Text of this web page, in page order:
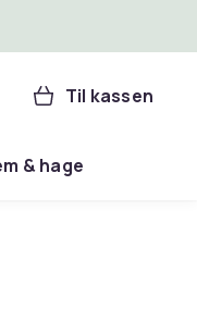
Til kassen
& hage